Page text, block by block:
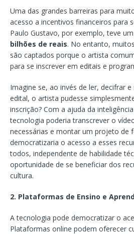
Uma das grandes barreiras para
acesso a incentivos financeiros para
Paulo Gustavo, por exemplo, teve
bilhões de reais. No entanto,
são captados porque o artista
para se inscrever em editais e
Imagine se, ao invés de ler, decifrar
edital, o artista pudesse
inscrição? Com a ajuda da
tecnologia poderia transcrever o
necessárias e montar um projeto de
democratizaria o acesso a esses
todos, independente de habilidade
oportunidade de se beneficiar dos
cultura.
2. Plataformas de Ensino e
A tecnologia pode democratizar o
Plataformas online podem oferecer